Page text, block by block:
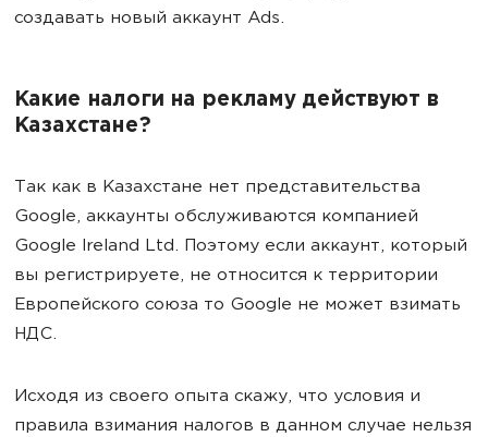
создавать новый аккаунт Ads.
Какие налоги на рекламу действуют в
Казахстане?
Так как в Казахстане нет представительства
Google, аккаунты обслуживаются компанией
Google Ireland Ltd. Поэтому если аккаунт, который
вы регистрируете, не относится к территории
Европейского союза то Google не может взимать
НДС.
Исходя из своего опыта скажу, что условия и
правила взимания налогов в данном случае нельзя